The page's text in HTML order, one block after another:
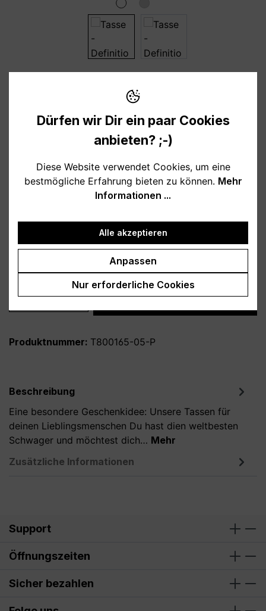
Preise inkl. MwSt. zzgl. Versandkosten
Verfügbar, Lieferzeit: 1-3 Tage
weiß
schwarz hellblau
rosa
türkis grau
dunkelblau
lila
Varianteauswählen
ohne Personalisierung
Produkt Anzahl: Gib den gewünschten
Produktnummer: T800165-05-P
Beschreibung
Eine besondere Geschenkidee: Unsere Tassen für
deinen Lieblingsmenschen Du hast dien weltbesten
Schwager und möchtest dich… Mehr
Zusätzliche Informationen
Support
Öffnungszeiten
Sicher bezahlen
Dürfen wir Dir ein paar Cookies
anbieten? ;-)
Diese Website verwendet Cookies, um eine
bestmögliche Erfahrung bieten zu können. Mehr
Informationen ...
Alle akzeptieren
Anpassen
Nur erforderliche Cookies